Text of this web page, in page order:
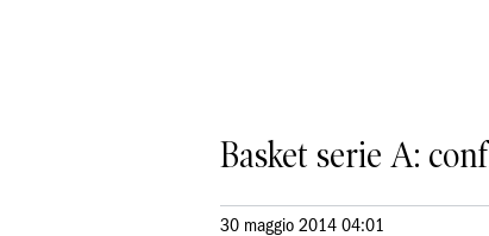
Basket serie A:
30 maggio 2014 04:01